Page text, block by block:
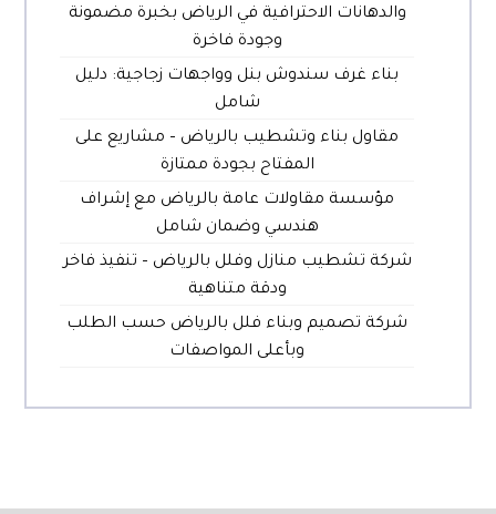
والدهانات الاحترافية في الرياض بخبرة مضمونة
وجودة فاخرة
بناء غرف سندوش بنل وواجهات زجاجية: دليل
شامل
مقاول بناء وتشطيب بالرياض – مشاريع على
المفتاح بجودة ممتازة
مؤسسة مقاولات عامة بالرياض مع إشراف
هندسي وضمان شامل
شركة تشطيب منازل وفلل بالرياض – تنفيذ فاخر
ودقة متناهية
شركة تصميم وبناء فلل بالرياض حسب الطلب
وبأعلى المواصفات